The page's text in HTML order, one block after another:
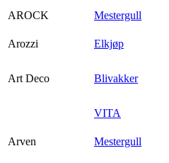
AROCK
Mestergull
Arozzi
Elkjøp
Art Deco Blivakker
VITA
Arven
Mestergull